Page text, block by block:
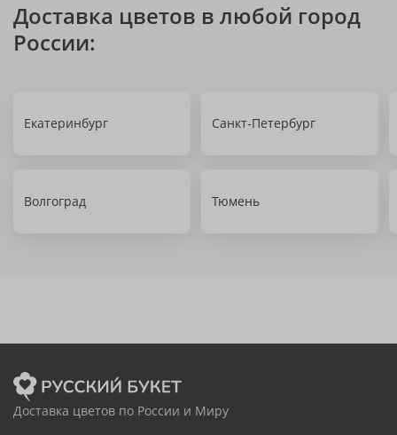
Доставка цветов в любой город
России:
Екатеринбург Санкт-Петербург
Волгоград Тюмень
Доставка цветов по России и Миру